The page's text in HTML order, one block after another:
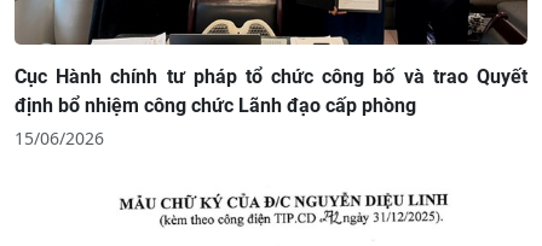
Cục Hành chính tư pháp tổ chức công bố và trao Quyết
định bổ nhiệm công chức Lãnh đạo cấp phòng
15/06/2026